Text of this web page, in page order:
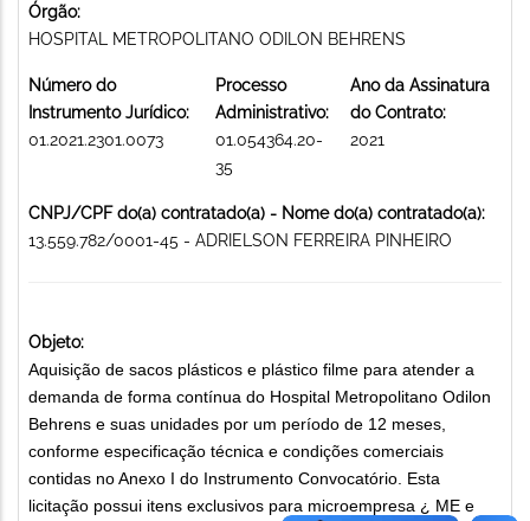
Órgão:
HOSPITAL METROPOLITANO ODILON BEHRENS
Número do
Instrumento Jurídico:
01.2021.2301.0073
Processo
Administrativo:
01.054364.20-
35
Ano da Assinatura
do Contrato:
2021
CNPJ/CPF do(a) contratado(a) - Nome do(a) contratado(a):
13.559.782/0001-45 - ADRIELSON FERREIRA PINHEIRO
Objeto:
Aquisição de sacos plásticos e plástico filme para atender a
demanda de forma contínua do Hospital Metropolitano Odilon
Behrens e suas unidades por um período de 12 meses,
conforme especificação técnica e condições comerciais
contidas no Anexo I do Instrumento Convocatório. Esta
licitação possui itens exclusivos para microempresa ¿ ME e